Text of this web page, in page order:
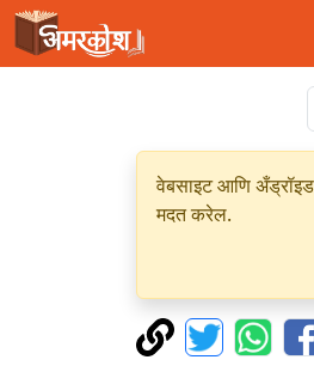
वेबसाइट आणि
मदत करेल.